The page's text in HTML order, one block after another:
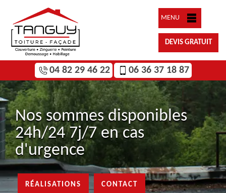
MENU
DEVIS GRATUIT
04 82 29 46 22 06 36 37 18 87
Nos sommes disponibles
24h/24 7j/7 en cas
d'urgence
RÉALISATIONS CONTACT